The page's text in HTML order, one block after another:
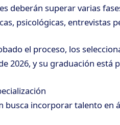
deberán superar varias
psicológicas, entrevistas
el proceso, los
2026, y su graduación está
busca incorporar talento en